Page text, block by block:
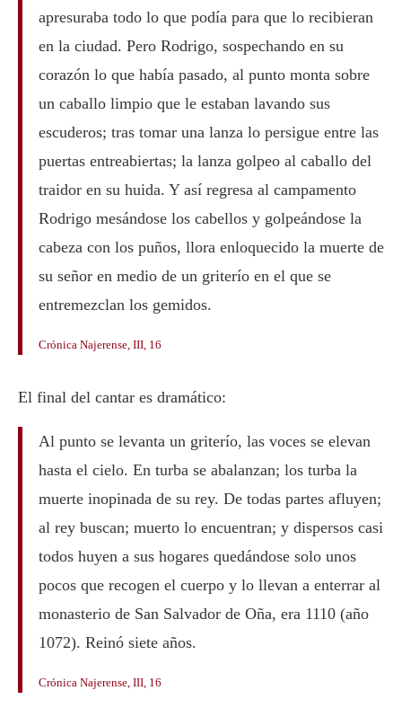
apresuraba todo lo que podía para que lo recibieran
en la ciudad. Pero Rodrigo, sospechando en su
corazón lo que había pasado, al punto monta sobre
un caballo limpio que le estaban lavando sus
escuderos; tras tomar una lanza lo persigue entre las
puertas entreabiertas; la lanza golpeo al caballo del
traidor en su huida. Y así regresa al campamento
Rodrigo mesándose los cabellos y golpeándose la
cabeza con los puños, llora enloquecido la muerte de
su señor en medio de un griterío en el que se
entremezclan los gemidos.
Crónica Najerense, III, 16
El final del cantar es dramático:
Al punto se levanta un griterío, las voces se elevan
hasta el cielo. En turba se abalanzan; los turba la
muerte inopinada de su rey. De todas partes afluyen;
al rey buscan; muerto lo encuentran; y dispersos casi
todos huyen a sus hogares quedándose solo unos
pocos que recogen el cuerpo y lo llevan a enterrar al
monasterio de San Salvador de Oña, era 1110 (año
1072). Reinó siete años.
Crónica Najerense, III, 16